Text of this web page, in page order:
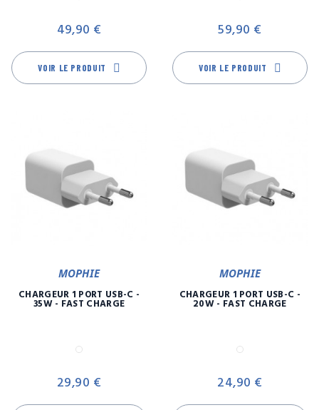
49,90 €
VOIR LE PRODUIT
59,90 €
VOIR LE PRODUIT
MOPHIE
CHARGEUR 1 PORT USB-C -
35W - FAST CHARGE
Blanc
29,90 €
MOPHIE
CHARGEUR 1 PORT USB-C -
20W - FAST CHARGE
Blanc
24,90 €